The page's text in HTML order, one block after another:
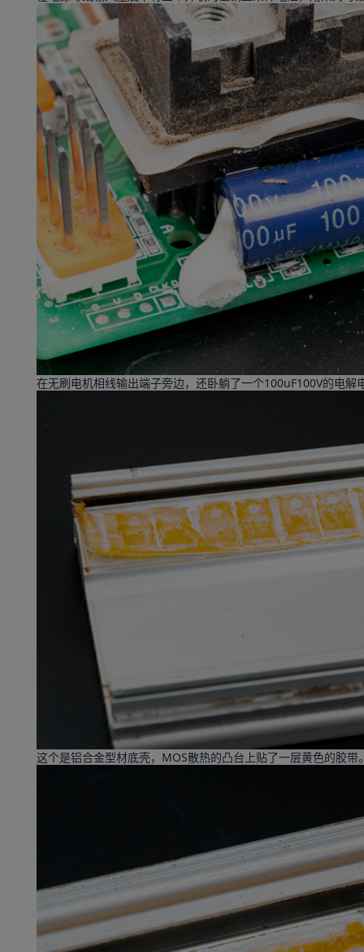
在无刷电机相线输出端子旁边，还卧躺了一个100uF100V的电解
这个是铝合金型材底壳，MOS散热的凸台上贴了一层黄色的胶带